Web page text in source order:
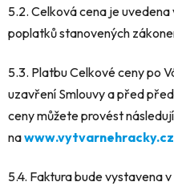
5.2. Celková cena je
poplatků stanovených
5.3. Platbu Celkové ceny po
uzavření Smlouvy a před
ceny můžete provést
na
5.4. Faktura bude vystavena